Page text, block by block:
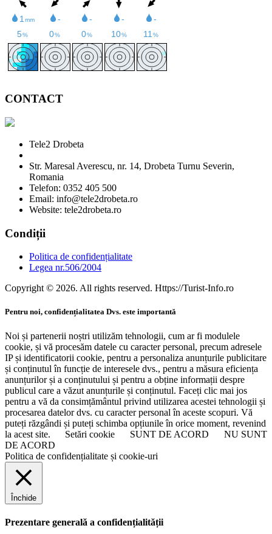
CONTACT
Tele2 Drobeta
Str. Maresal Averescu, nr. 14, Drobeta Turnu Severin,
Romania
Telefon: 0352 405 500
Email: info@tele2drobeta.ro
Website: tele2drobeta.ro
Condiții
Politica de confidențialitate
Legea nr.506/2004
Copyright © 2026. All rights reserved. Https://Turist-Info.ro
Pentru noi, confidențialitatea Dvs. este importantă
Noi și partenerii noștri utilizăm tehnologii, cum ar fi modulele
cookie, și vă procesăm datele cu caracter personal, precum adresele
IP și identificatorii cookie, pentru a personaliza anunțurile publicitare
și conținutul în funcție de interesele dvs., pentru a măsura eficiența
anunțurilor și a conținutului și pentru a obține informații despre
publicul care a văzut anunțurile și conținutul. Faceți clic mai jos
pentru a vă da consimțământul privind utilizarea acestei tehnologii și
procesarea datelor dvs. cu caracter personal în aceste scopuri. Vă
puteți răzgândi și puteți schimba opțiunile în orice moment, revenind
la acest site.
Setări cookie SUNT DE ACORD
NU SUNT
DE ACORD
Politica de confidențialitate și cookie-uri
Închide
Prezentare generală a confidențialității